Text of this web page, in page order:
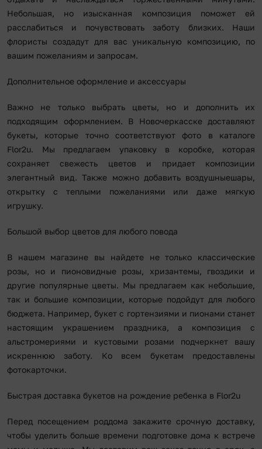
Небольшая, но изысканная композиция поможет ей
расслабиться и почувствовать заботу близких. Наши
флористы создадут для вас уникальную композицию, по
вашим пожеланиям и запросам.
Дополнительное оформление и аксессуары
Важно не только выбрать цветы, но и дополнить их
подходящим оформлением. В Новочеркасске доставляют
букеты, которые точно соответствуют фото в каталоге
Flor2u. Мы предлагаем упаковку в коробке, которая
сохраняет свежесть цветов и придает композиции
элегантный вид. Также можно добавить воздушныешары,
открытку с теплыми пожеланиями или даже мягкую
игрушку.
Большой выбор цветов для любого повода
В нашем магазине вы найдете не только классические
розы, но и пионовидные розы, хризантемы, гвоздики и
другие популярные цветы. Мы предлагаем как небольшие,
так и большие композиции, которые подойдут для любого
бюджета. Например, букет с гортензиями и пионами станет
настоящим украшением праздника, а композиция с
альстромериями и кустовыми розами подчеркнет вашу
искреннюю заботу. Ко всем букетам предоставлены
фотокарточки.
Быстрая доставка букетов на рождение ребенка в Flor2u
Перед посещением роддома закажите срочную доставку,
чтобы уделить больше времени подготовке дома к встрече